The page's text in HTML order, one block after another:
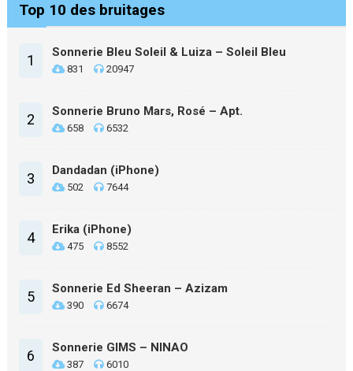
Top 10 des bruitages
1 Sonnerie Bleu Soleil & Luiza – Soleil Bleu
831 20947
2 Sonnerie Bruno Mars, Rosé – Apt.
658 6532
3 Dandadan (iPhone)
502 7644
4 Erika (iPhone)
475 8552
5 Sonnerie Ed Sheeran – Azizam
390 6674
6 Sonnerie GIMS – NINAO
387 6010